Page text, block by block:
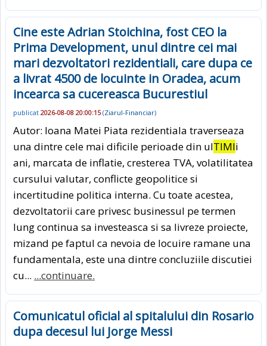
Cine este Adrian Stoichina, fost CEO la
Prima Development, unul dintre cei mai
mari dezvoltatori rezidentiali, care dupa ce
a livrat 4500 de locuinte in Oradea, acum
incearca sa cucereasca Bucurestiul
publicat 2026-08-08 20:00:15(Ziarul-Financiar)
Autor: Ioana Matei Piata rezidentiala traverseaza
una dintre cele mai dificile perioade din ulTIMIi
ani, marcata de inflatie, cresterea TVA, volatilitatea
cursului valutar, conflicte geopolitice si
incertitudine politica interna. Cu toate acestea,
dezvoltatorii care privesc businessul pe termen
lung continua sa investeasca si sa livreze proiecte,
mizand pe faptul ca nevoia de locuire ramane una
fundamentala, este una dintre concluziile discutiei
cu... ...continuare.
Comunicatul oficial al spitalului din Rosario
dupa decesul lui Jorge Messi